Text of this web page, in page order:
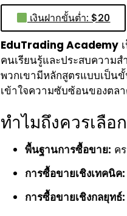
เงินฝากขั้นต่ำ: $20
EduTrading Academy
คนเรียนรู้และประสบความส
พวกเขามีหลักสูตรแบบเป็น
เข้าใจความซับซ้อนของตลา
ทำไมถึงควรเลื
พื้นฐานการซื้อขาย: ค
การซื้อขายเชิงเทคนิค:
การซื้อขายเชิงกลยุทธ์: